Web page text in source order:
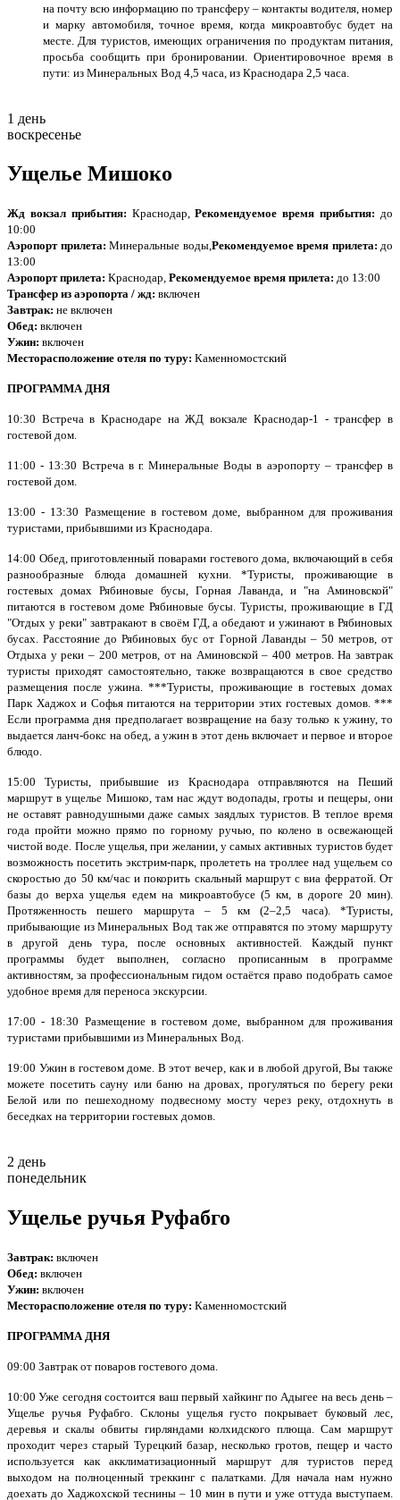
на почту всю информацию по трансферу – контакты водителя, номер
и марку автомобиля, точное время, когда микроавтобус будет на
месте. Для туристов, имеющих ограничения по продуктам питания,
просьба сообщить при бронировании. Ориентировочное время в
пути: из Минеральных Вод 4,5 часа, из Краснодара 2,5 часа.
1 день
воскресенье
Ущелье Мишоко
Жд вокзал прибытия: Краснодар,Рекомендуемое время прибытия:до
10:00
Аэропорт прилета: Минеральные воды,Рекомендуемое время прилета: до
13:00
Аэропорт прилета: Краснодар, Рекомендуемое время прилета: до 13:00
Трансфер из аэропорта / жд: включен
Завтрак: не включен
Обед: включен
Ужин: включен
Месторасположение отеля по туру: Каменномостский
ПРОГРАММА ДНЯ
10:30 Встреча в Краснодаре на ЖД вокзале Краснодар-1 - трансфер в
гостевой дом.
11:00 - 13:30 Встреча в г. Минеральные Воды в аэропорту – трансфер в
гостевой дом.
13:00 - 13:30 Размещение в гостевом доме, выбранном для проживания
туристами, прибывшими из Краснодара.
14:00 Обед, приготовленный поварами гостевого дома, включающий в себя
разнообразные блюда домашней кухни. *Туристы, проживающие в
гостевых домах Рябиновые бусы, Горная Лаванда, и "на Аминовской"
питаются в гостевом доме Рябиновые бусы. Туристы, проживающие в ГД
"Отдых у реки" завтракают в своём ГД, а обедают и ужинают в Рябиновых
бусах. Расстояние до Рябиновых бус от Горной Лаванды – 50 метров, от
Отдыха у реки – 200 метров, от на Аминовской – 400 метров. На завтрак
туристы приходят самостоятельно, также возвращаются в свое средство
размещения после ужина. ***Туристы, проживающие в гостевых домах
Парк Хаджох и Софья питаются на территории этих гостевых домов. ***
Если программа дня предполагает возвращение на базу только к ужину, то
выдается ланч-бокс на обед, а ужин в этот день включает и первое и второе
блюдо.
15:00 Туристы, прибывшие из Краснодара отправляются на Пеший
маршрут в ущелье Мишоко, там нас ждут водопады, гроты и пещеры, они
не оставят равнодушными даже самых заядлых туристов. В теплое время
года пройти можно прямо по горному ручью, по колено в освежающей
чистой воде. После ущелья, при желании, у самых активных туристов будет
возможность посетить экстрим-парк, пролететь на троллее над ущельем со
скоростью до 50 км/час и покорить скальный маршрут с виа ферратой. От
базы до верха ущелья едем на микроавтобусе (5 км, в дороге 20 мин).
Протяженность пешего маршрута – 5 км (2–2,5 часа). *Туристы,
прибывающие из Минеральных Вод так же отправятся по этому маршруту
в другой день тура, после основных активностей. Каждый пункт
программы будет выполнен, согласно прописанным в программе
активностям, за профессиональным гидом остаётся право подобрать самое
удобное время для переноса экскурсии.
17:00 - 18:30 Размещение в гостевом доме, выбранном для проживания
туристами прибывшими из Минеральных Вод.
19:00 Ужин в гостевом доме. В этот вечер, как и в любой другой, Вы также
можете посетить сауну или баню на дровах, прогуляться по берегу реки
Белой или по пешеходному подвесному мосту через реку, отдохнуть в
беседках на территории гостевых домов.
2 день
понедельник
Ущелье ручья Руфабго
Завтрак: включен
Обед: включен
Ужин: включен
Месторасположение отеля по туру: Каменномостский
ПРОГРАММА ДНЯ
09:00 Завтрак от поваров гостевого дома.
10:00 Уже сегодня состоится ваш первый хайкинг по Адыгее на весь день –
Ущелье ручья Руфабго. Склоны ущелья густо покрывает буковый лес,
деревья и скалы обвиты гирляндами колхидского плюща. Сам маршрут
проходит через старый Турецкий базар, несколько гротов, пещер и часто
используется как акклиматизационный маршрут для туристов перед
выходом на полноценный треккинг с палатками. Для начала нам нужно
доехать до Хаджохской теснины – 10 мин в пути и уже оттуда выступаем.